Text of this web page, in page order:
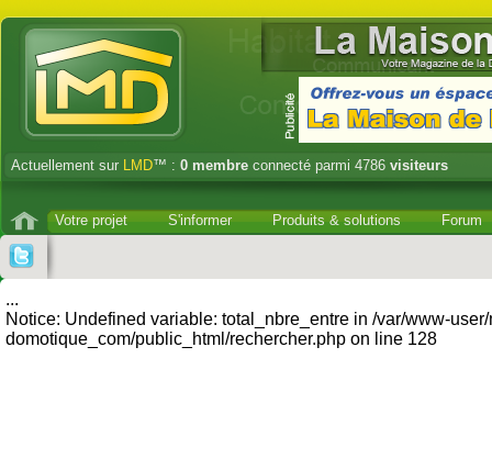
Actuellement sur LMD™ : 0 membre connecté parmi 4786 visiteurs
Votre projet S'informer Produits & solutions Forum
...
Notice: Undefined variable: total_nbre_entre in /var/www-
domotique_com/public_html/rechercher.php on line 128